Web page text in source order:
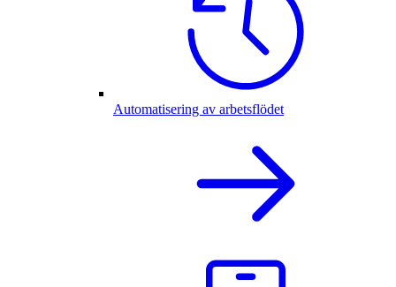
Automatisering av arbetsflödet